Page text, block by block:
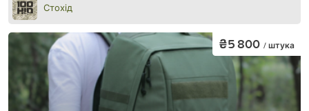
Стохід
₴5 800 / штука